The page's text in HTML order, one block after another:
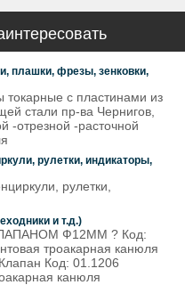
плашки, фрезы, зенковки,
токарные с пластинами из
стали пр-ва Чернигов,
-отрезной -расточной
рулетки, индикаторы,
рулетки,
и т.д.)
Ф12ММ ? Код:
троакарная канюля
Код: 01.1206
канюля